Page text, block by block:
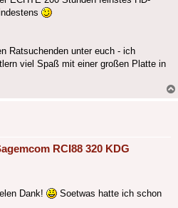
Ratsuchenden unter euch - ich
viel Spaß mit einer großen Platte in
RCI88 320 KDG
Dank!
Soetwas hatte ich schon